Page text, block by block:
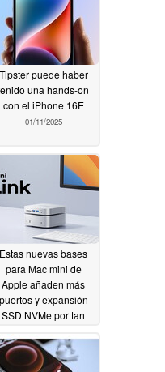
Tipster puede haber
una hands-on
con el iPhone 16E
01/11/2025
Estas nuevas bases
para Mac mini de
Apple añaden más
puertos y expansión
SSD NVMe por tan
01/05/2025